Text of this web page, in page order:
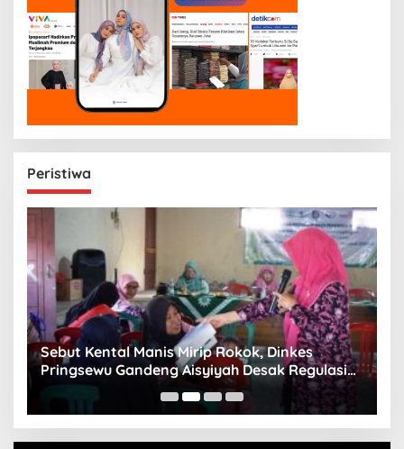
Peristiwa
Sebut Kental Manis Mirip Rokok, Dinkes
Pringsewu Gandeng Aisyiyah Desak Regulasi
Gizi Anak